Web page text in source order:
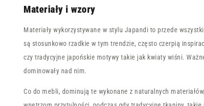
Materiały i wzory
Materiały wykorzystywane w stylu Japandi to przede
są stosunkowo rzadkie w tym trendzie, często czerpią
czy tradycyjne japońskie motywy takie jak kwiaty wiśni.
dominowały nad nim.
Co do mebli, dominują te wykonane z naturalnych